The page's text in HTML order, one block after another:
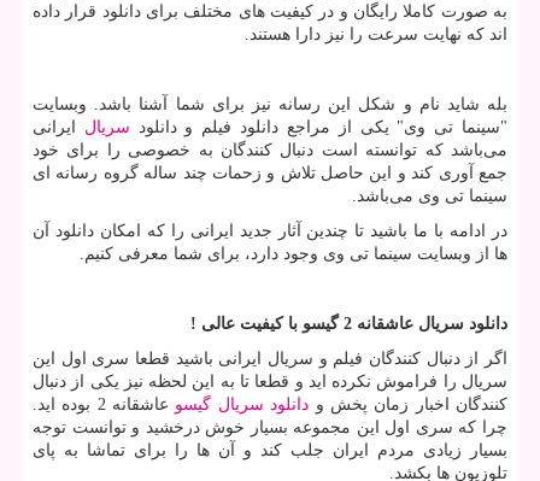
به صورت کاملا رایگان و در کیفیت های مختلف برای دانلود قرار داده
اند که نهایت سرعت را نیز دارا هستند.
بله شاید نام و شکل این رسانه نیز برای شما آشنا باشد. وبسایت
"سینما تی وی" یکی از مراجع دانلود فیلم و دانلود سریال ایرانی
می‌باشد که توانسته است دنبال کنندگان به خصوصی را برای خود
جمع آوری کند و این حاصل تلاش و زحمات چند ساله گروه رسانه ای
سینما تی وی می‌باشد.
در ادامه با ما باشید تا چندین آثار جدید ایرانی را که امکان دانلود آن
ها از وبسایت سینما تی وی وجود دارد، برای شما معرفی کنیم.
دانلود سریال عاشقانه 2 گیسو با کیفیت عالی
!
اگر از دنبال کنندگان فیلم و سریال ایرانی باشید قطعا سری اول این
سریال را فراموش نکرده اید و قطعا تا به این لحظه نیز یکی از دنبال
کنندگان اخبار زمان پخش و دانلود سریال گیسو
عاشقانه 2 بوده اید.
چرا که سری اول این مجموعه بسیار خوش درخشید و توانست توجه
بسیار زیادی مردم ایران جلب کند و آن ها را برای تماشا به پای
تلوزیون ها بکشد.